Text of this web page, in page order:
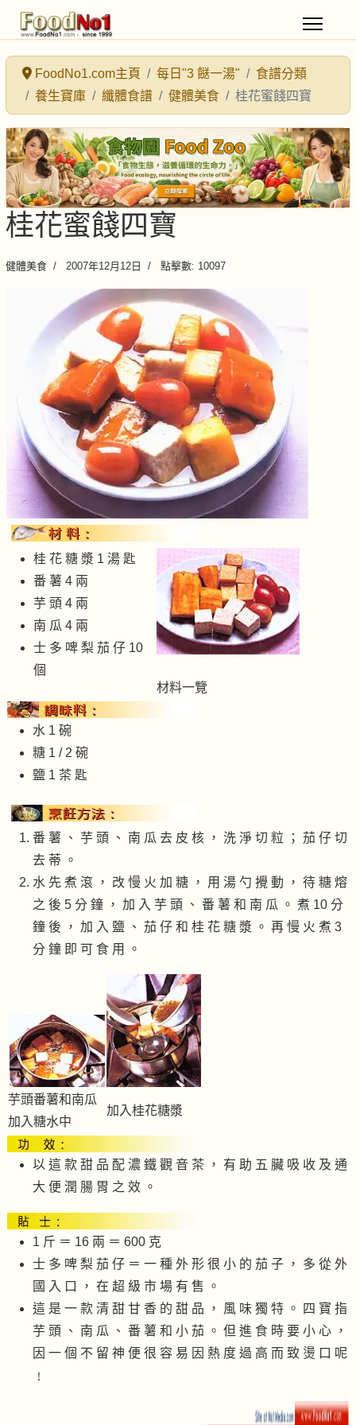
FoodNo1.com主頁 每日"3 餸一湯"
食譜分類
養生寶庫
纖體食譜 健體美食 桂花蜜餞四寶
桂花蜜餞四寶
健體美食 2007年12月12日 點擊數: 10097
桂 花 糖 漿 1 湯 匙
番 薯 4 兩
芋 頭 4 兩
南 瓜 4 兩
士 多 啤 梨 茄 仔 10
個
材料一覽
水 1 碗
糖 1 / 2 碗
鹽 1 茶 匙
番 薯 、 芋 頭 、 南 瓜 去 皮 核 ， 洗 淨 切 粒 ； 茄 仔 切
去 蒂 。
水 先 煮 滾 ， 改 慢 火 加 糖 ， 用 湯 勺 攪 動 ， 待 糖 熔
之 後 5 分 鐘 ， 加 入 芋 頭 、 番 薯 和 南 瓜 。 煮 10 分
鐘 後 ， 加 入 鹽 、 茄 仔 和 桂 花 糖 漿 。 再 慢 火 煮 3
分 鐘 即 可 食 用 。
芋頭番薯和南瓜
加入糖水中
加入桂花糖漿
以 這 款 甜 品 配 濃 鐵 觀 音 茶 ， 有 助 五 臟 吸 收 及 通
大 便 潤 腸 胃 之 效 。
1 斤 ＝ 16 兩 ＝ 600 克
士 多 啤 梨 茄 仔 ＝ 一 種 外 形 很 小 的 茄 子 ， 多 從 外
國 入 口 ， 在 超 級 市 場 有 售 。
這 是 一 款 清 甜 甘 香 的 甜 品 ， 風 味 獨 特 。 四 寶 指
芋 頭 、 南 瓜 、 番 薯 和 小 茄 。 但 進 食 時 要 小 心 ，
因 一 個 不 留 神 便 很 容 易 因 熱 度 過 高 而 致 燙 口 呢
﹗